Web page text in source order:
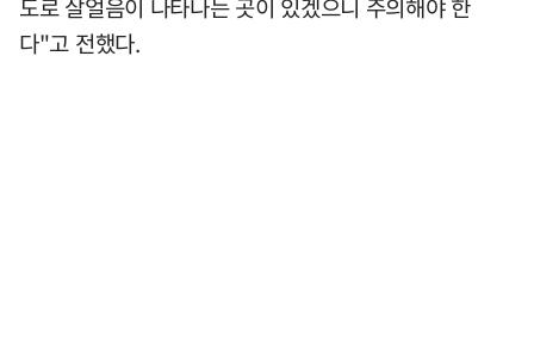
도로 살얼음이 나타나는 곳이 있겠으니 주의해야 한
다"고 전했다.